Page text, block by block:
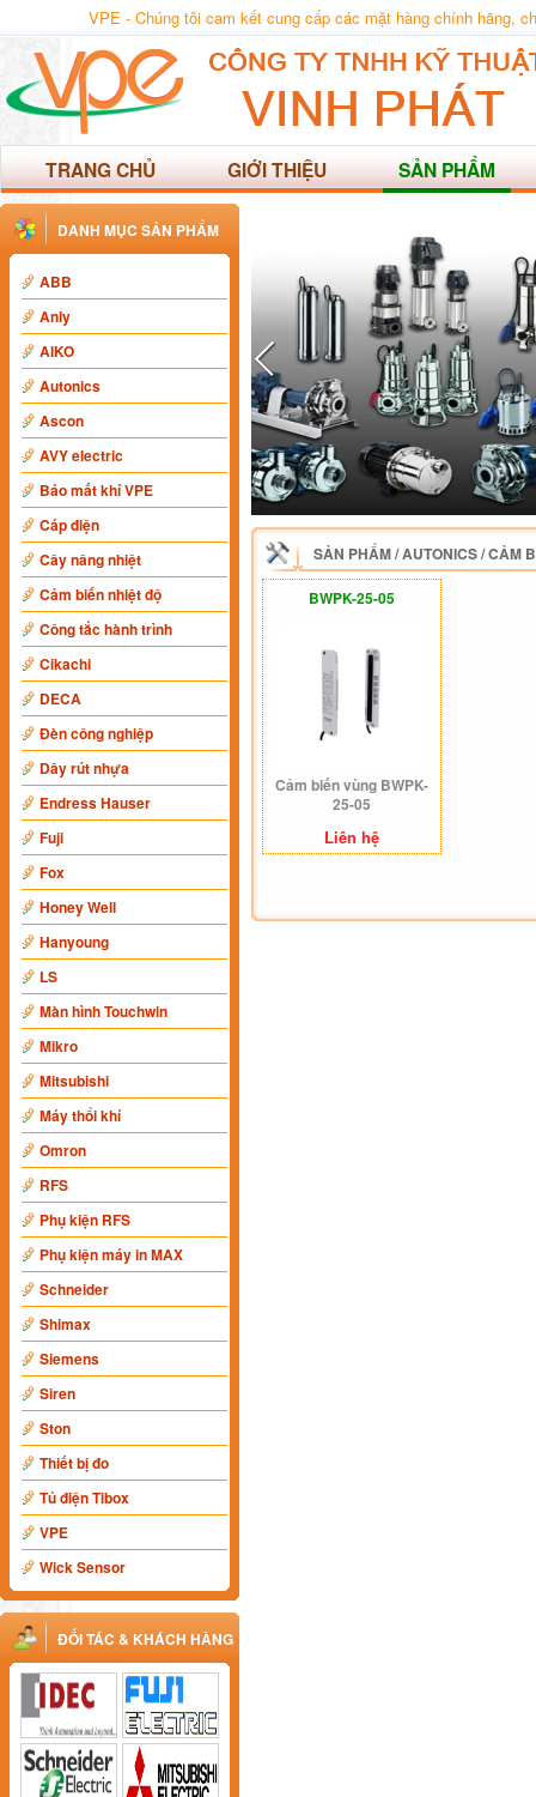
VPE - Chúng tôi cam kết cung cấp các mặt hàng chính hãng,
TRANG CHỦ GIỚI THIỆU SẢN PHẨM
DANH MỤC SẢN PHẨM
ABB
Anly
AIKO
Autonics
Ascon
AVY electric
Báo mất khí VPE
Cáp điện
Cây nâng nhiệt
Cảm biến nhiệt độ
Công tắc hành trình
Cikachi
DECA
Đèn công nghiệp
Dây rút nhựa
Endress Hauser
Fuji
Fox
Honey Well
Hanyoung
LS
Màn hình Touchwin
Mikro
Mitsubishi
Máy thổi khí
Omron
RFS
Phụ kiện RFS
Phụ kiện máy in MAX
Schneider
Shimax
Siemens
Siren
Ston
Thiết bị đo
Tủ điện Tibox
VPE
Wick Sensor
ĐỐI TÁC & KHÁCH HÀNG
SẢN PHẨM/AUTONICS/CẢM
BWPK-25-05
Cảm biến vùng BWPK-
25-05
Liên hệ